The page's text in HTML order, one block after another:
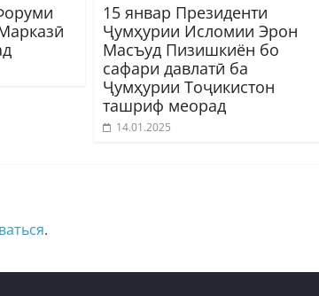
15 январ Президенти
Ҷумҳурии Исломии Эрон
Масъуд Пизишкиён бо
сафари давлатӣ ба
Ҷумҳурии Тоҷикистон
ташриф меорад
14.01.2025
.